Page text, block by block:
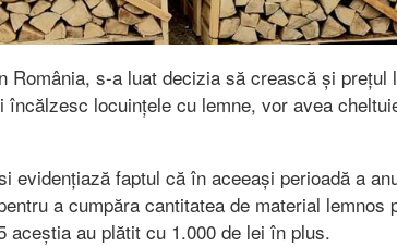
s-a luat decizia să crească și prețul
locuințele cu lemne, vor avea
evidențiază faptul că în aceeași perioadă a
a cumpăra cantitatea de material lemnos
aceștia au plătit cu 1.000 de lei în plus.